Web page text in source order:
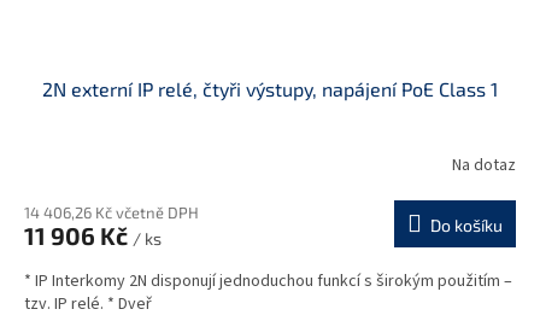
2N externí IP relé, čtyři výstupy, napájení PoE Class 1
Na dotaz
14 406,26 Kč včetně DPH
11 906 Kč / ks
Do košíku
* IP Interkomy 2N disponují jednoduchou funkcí s širokým použitím –
tzv. IP relé. * Dveř